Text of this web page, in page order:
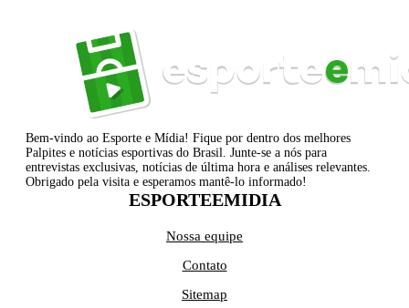
Bem-vindo ao Esporte e Mídia! Fique por dentro dos melhores
Palpites e notícias esportivas do Brasil. Junte-se a nós para
entrevistas exclusivas, notícias de última hora e análises relevantes.
Obrigado pela visita e esperamos mantê-lo informado!
ESPORTEEMIDIA
Nossa equipe
Contato
Sitemap